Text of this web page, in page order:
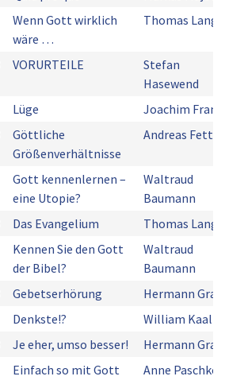
Wenn Gott wirklich
wäre …
Thomas Lange
VORURTEILE
Stefan
Hasewend
Lüge Joachim Franz
Göttliche
Größenverhältnisse
Andreas Fett
Gott kennenlernen –
eine Utopie?
Waltraud
Baumann
Das Evangelium Thomas Lange
Kennen Sie den Gott
der Bibel?
Waltraud
Baumann
Gebetserhörung Hermann
Denkste!? William Kaal
Je eher, umso besser! Hermann
Einfach so mit Gott
Anne Paschke